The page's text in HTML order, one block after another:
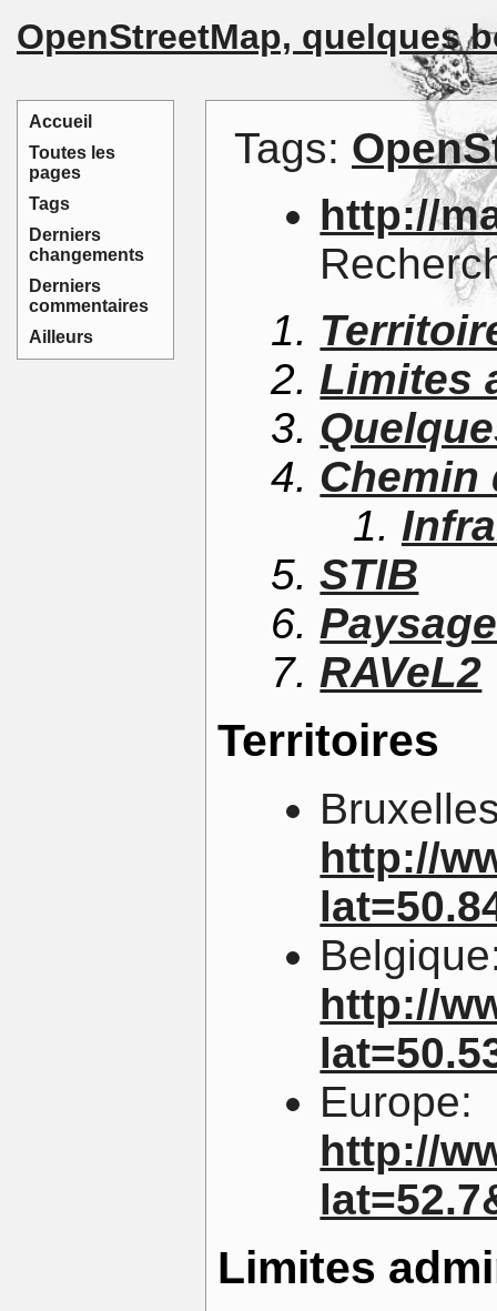
Accueil
Toutes les
pages
Tags
Derniers
changements
Derniers
commentaires
Ailleurs
OpenStreetMap, quelques
Tags:
http://
Limites
Chemin
STIB
RAVeL2
Territoires
http://
http://
Europe:
http://
Limites